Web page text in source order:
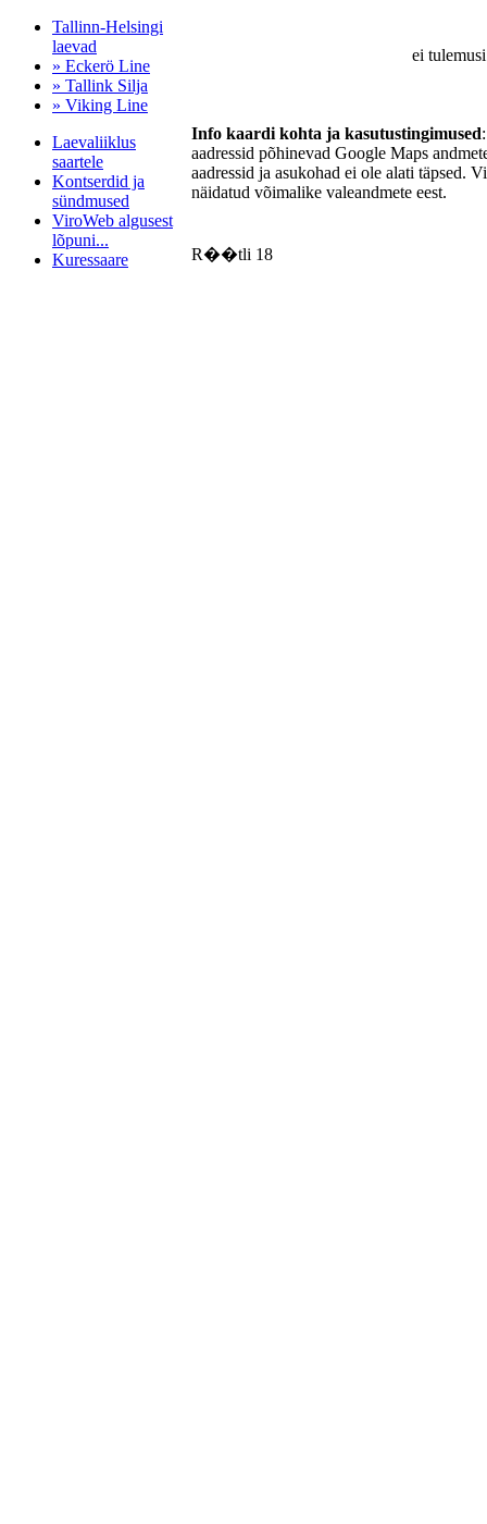
Tallinn-Helsingi
laevad
» Eckerö Line
» Tallink Silja
» Viking Line
Laevaliiklus
saartele
Kontserdid ja
sündmused
ViroWeb algusest
lõpuni...
Kuressaare
ei
Info kaardi kohta ja kasutustingimused
aadressid põhinevad Google Maps
aadressid ja asukohad ei ole alati täpsed.
näidatud võimalike valeandmete eest.
R��tli 18